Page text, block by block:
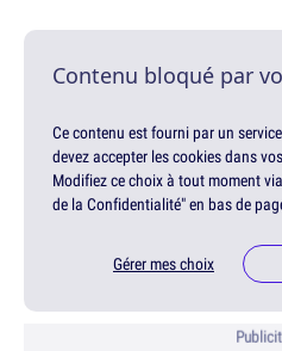
Contenu bloqué par
Ce contenu est fourni par un
devez accepter les cookies dans
Modifiez ce choix à tout moment
de la Confidentialité" en bas de
Gérer mes choix